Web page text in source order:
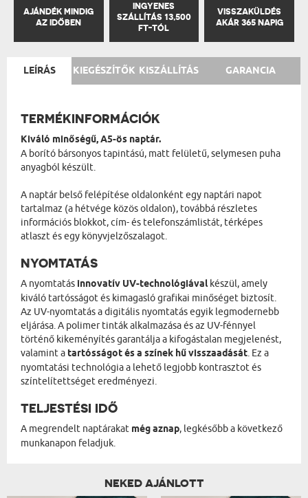
AJÁNDÉK MINDIG
AZ IDŐBEN
INGYENES
SZÁLLÍTÁS 13,500
FT-TÓL
VISSZAKÜLDÉS
AKÁR 365 NAPIG
LEÍRÁS KIEGÉSZÍTŐK KISZÁLLÍTÁS GARANCIA
TERMÉKINFORMÁCIÓK
Kiváló minőségű, A5-ös naptár.
A borító bársonyos tapintású, matt felületű, selymesen puha
anyagból készült.
A naptár belső felépítése oldalonként egy naptári napot
tartalmaz (a hétvége közös oldalon), továbbá részletes
információs blokkot, cím- és telefonszámlistát, térképes
atlaszt és egy könyvjelzőszalagot.
NYOMTATÁS
A nyomtatás innovatív UV-technológiávalkészül, amely
kiváló tartósságot és kimagasló grafikai minőséget biztosít.
Az UV-nyomtatás a digitális nyomtatás egyik legmodernebb
eljárása. A polimer tinták alkalmazása és az UV-fénnyel
történő kikeményítés garantálja a kifogástalan megjelenést,
valamint a tartósságot és a színek hű visszaadását. Ez a
nyomtatási technológia a lehető legjobb kontrasztot és
színtelítettséget eredményezi.
TELJESTÉSI IDŐ
A megrendelt naptárakat még aznap, legkésőbb a következő
munkanapon feladjuk.
NEKED AJÁNLOTT